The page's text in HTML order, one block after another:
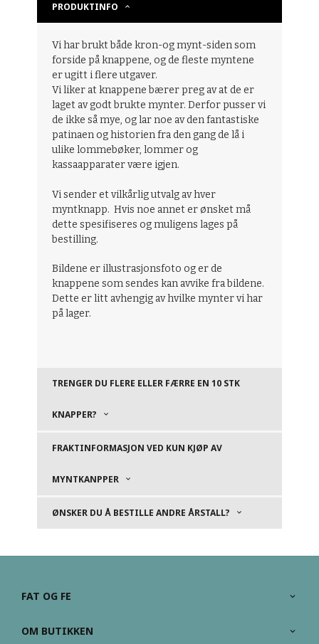
PRODUKTINFO
Vi har brukt både kron-og mynt-siden som
forside på knappene, og de fleste myntene
er ugitt i flere utgaver.
Vi liker at knappene bærer preg av at de er
laget av godt brukte mynter. Derfor pusser vi
de ikke så mye, og lar noe av den fantastiske
patinaen og historien fra den gang de lå i
ulike lommebøker, lommer og
kassaapparater være igjen.
Vi sender et vilkårlig utvalg av hver
myntknapp. Hvis noe annet er ønsket må
dette spesifiseres og muligens lages på
bestilling.
Bildene er illustrasjonsfoto og er de
knappene som sendes kan avvike fra bildene.
Dette er litt avhengig av hvilke mynter vi har
på lager.
TRENGER DU FLERE ELLER FÆRRE EN 10 STK
KNAPPER?
FRAKTINFORMASJON VED KUN KJØP AV
MYNTKANPPER
ØNSKER DU Å BESTILLE ANDRE ÅRSTALL?
FAT OG FE
OM BUTIKKEN